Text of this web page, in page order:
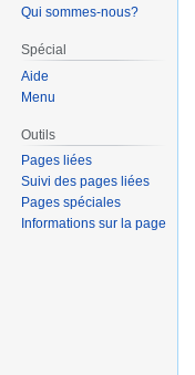
Qui sommes-nous?
Spécial
Aide
Menu
Outils
Pages liées
Suivi des pages liées
Pages spéciales
Informations sur la page